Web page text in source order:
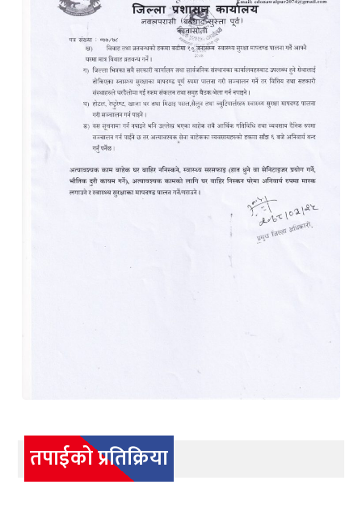
तपाईको प्रतिक्रिया